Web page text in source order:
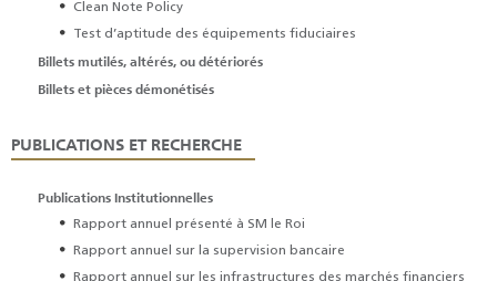
Clean Note Policy
Test d’aptitude des équipements fiduciaires
Billets mutilés, altérés, ou détériorés
Billets et pièces démonétisés
PUBLICATIONS ET RECHERCHE
Publications Institutionnelles
Rapport annuel présenté à SM le Roi
Rapport annuel sur la supervision bancaire
Rapport annuel sur les infrastructures des marchés financiers